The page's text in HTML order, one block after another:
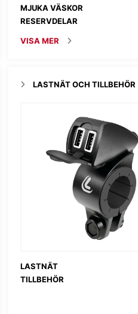
MJUKA VÄSKOR
RESERVDELAR
VISA MER
LASTNÄT OCH TILLBEHÖR
LASTNÄT
TILLBEHÖR